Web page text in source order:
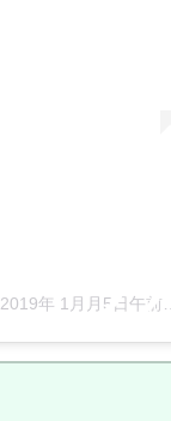
2019年 1月月5日午前3時50分PST